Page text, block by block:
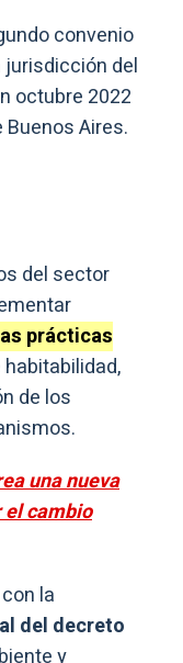
convenio
jurisdicción del
octubre 2022
Aires.
del sector
prácticas
habitabilidad,
de los
una nueva
cambio
la
del decreto
y